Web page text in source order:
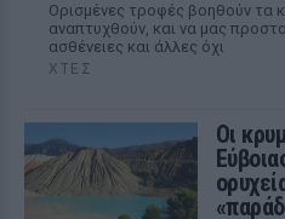
Ορισμένες τροφές βοηθούν τα
αναπτυχθούν, και να μας
ασθένειες και άλλες όχι
ΧΤΕΣ
Οι